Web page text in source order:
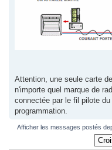
Attention, une seule carte
n'importe quel marque de
connectée par le fil pilote
programmation.
Afficher les messages postés